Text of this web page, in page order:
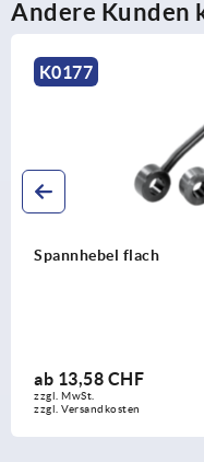
Andere Kunden
Spannhebel
ab16,11
zzgl.